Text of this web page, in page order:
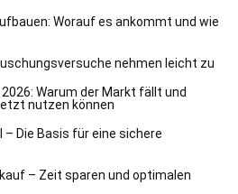
Worauf es ankommt und wie
nehmen leicht zu
Warum der Markt fällt und
nutzen können
Die Basis für eine sichere
– Zeit sparen und optimalen